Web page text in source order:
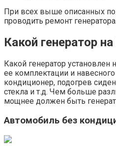
При всех выше описанных
проводить ремонт генератора.
Какой генератор
Какой генератор установлен
ее комплектации и
кондиционер, подогрев
стекла и т.д. Чем больше
мощнее должен быть
Автомобиль без